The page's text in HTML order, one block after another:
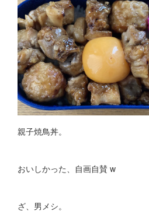
親子焼鳥丼。
おいしかった、自画自賛 w
ざ、男メシ。